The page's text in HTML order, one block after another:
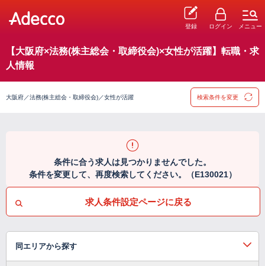
登録 ログイン メニュー
【大阪府×法務(株主総会・取締役会)×女性が活躍】転職・求
人情報
大阪府／法務(株主総会・取締役会)／女性が活躍 検索条件を変更
条件に合う求人は見つかりませんでした。
条件を変更して、再度検索してください。（E130021）
求人条件設定ページに戻る
同エリアから探す